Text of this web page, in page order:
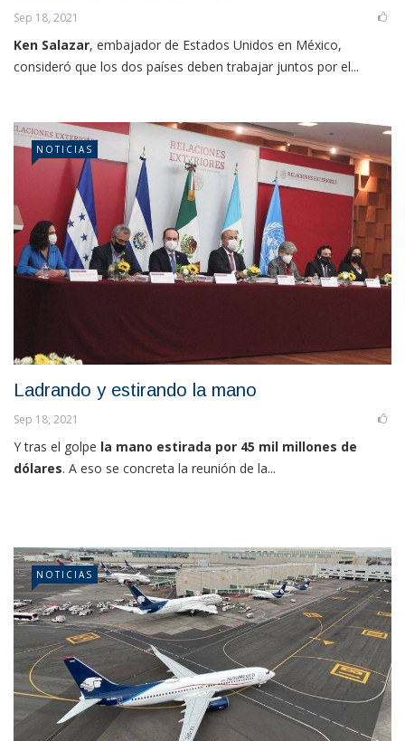
Sep 18, 2021
Ken Salazar, embajador de Estados Unidos en México,
consideró que los dos países deben trabajar juntos por el...
NOTICIAS
Ladrando y estirando la mano
Sep 18, 2021
Y tras el golpe la mano estirada por 45 mil millones de
dólares. A eso se concreta la reunión de la...
NOTICIAS